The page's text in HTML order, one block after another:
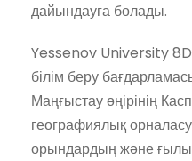
дайындауға болады.
Yessenov University
білім беру
Маңғыстау өңірінің
географиялық
орындардың және